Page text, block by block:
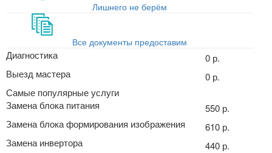
Лишнего не берём
Все документы предоставим
Диагностика
0 р.
Выезд мастера
0 р.
Самые популярные услуги
Замена блока питания
550 р.
Замена блока формирования изображения
610 р.
Замена инвертора
440 р.